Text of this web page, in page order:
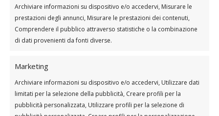
Archiviare informazioni su dispositivo e/o accedervi, Misurare le
prestazioni degli annunci, Misurare le prestazioni dei contenuti,
Comprendere il pubblico attraverso statistiche o la combinazione
di dati provenienti da fonti diverse.
Marketing
Archiviare informazioni su dispositivo e/o accedervi, Utilizzare dati
limitati per la selezione della pubblicità, Creare profili per la
pubblicità personalizzata, Utilizzare profili per la selezione di
non provi questo allenamento?
Scheda di allenamento con pesi per
donne da casa
tappetino, pouf/divano/panca)
Riscaldamento 40” a esercizio da
ripetere 2 volte
Corsa sul posto